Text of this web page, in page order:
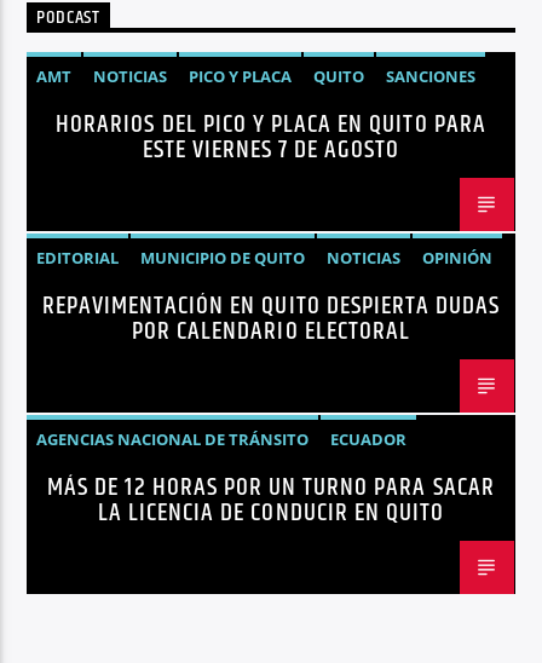
PODCAST
AMT NOTICIAS PICO Y PLACA QUITO SANCIONES
HORARIOS DEL PICO Y PLACA EN QUITO PARA
ESTE VIERNES 7 DE AGOSTO
EDITORIAL MUNICIPIO DE QUITO NOTICIAS
OPINIÓN
QUITO
REPAVIMENTACIÓN
REPAVIMENTACIÓN EN QUITO DESPIERTA DUDAS
POR CALENDARIO ELECTORAL
AGENCIAS NACIONAL DE TRÁNSITO
ECUADOR
LICENCIAS
NOTICIAS
MÁS DE 12 HORAS POR UN TURNO PARA SACAR
LA LICENCIA DE CONDUCIR EN QUITO